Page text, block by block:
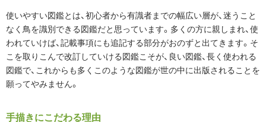
使いやすい図鑑とは、初心者から有識者までの幅広い層が、迷うこと
なく鳥を識別できる図鑑だと思っています。多くの方に親しまれ、使
われていけば、記載事項にも追記する部分がおのずと出てきます。そ
こを取りこんで改訂していける図鑑こそが、良い図鑑、長く使われる
図鑑で、これからも多くこのような図鑑が世の中に出版されることを
願ってやみません。
手描きにこだわる理由